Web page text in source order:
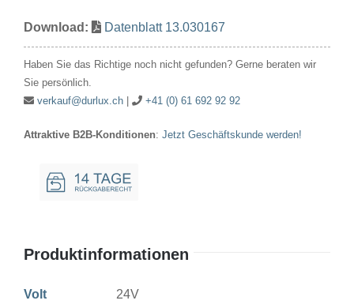
30V
10x28mm
E10
Download: Datenblatt 13.030167
Haben Sie das Richtige noch nicht gefunden? Gerne beraten wir
Sie persönlich.
verkauf@durlux.ch| +41 (0) 61 692 92 92
Attraktive B2B-Konditionen: Jetzt Geschäftskunde werden!
Produktinformationen
Volt 24V